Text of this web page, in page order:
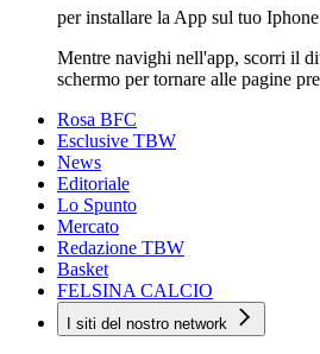
per installare la App sul tuo
Mentre navighi nell'app, scorri il
schermo per tornare alle pagine
Rosa BFC
Esclusive TBW
News
Editoriale
Lo Spunto
Mercato
Redazione TBW
Basket
FELSINA CALCIO
I siti del nostro network